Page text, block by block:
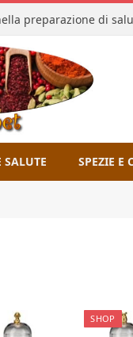
preparazione di
SALUTE SPEZIE E
SHOP